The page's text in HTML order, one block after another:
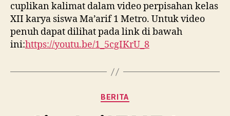
cuplikan kalimat dalam video perpisahan kelas
XII karya siswa Ma’arif 1 Metro. Untuk video
penuh dapat dilihat pada link di bawah
ini:https://youtu.be/1_5cgIKrU_8
Kategori
BERITA